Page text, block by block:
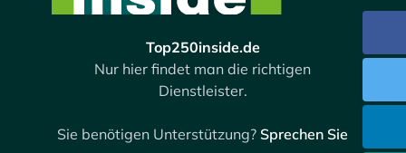
Top250inside.de
Nur hier findet man die richtigen
Dienstleister.
Sie benötigen Unterstützung? Sprechen Sie